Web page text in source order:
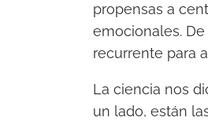
propensas a
emocionales.
recurrente para
La ciencia nos
un lado, están